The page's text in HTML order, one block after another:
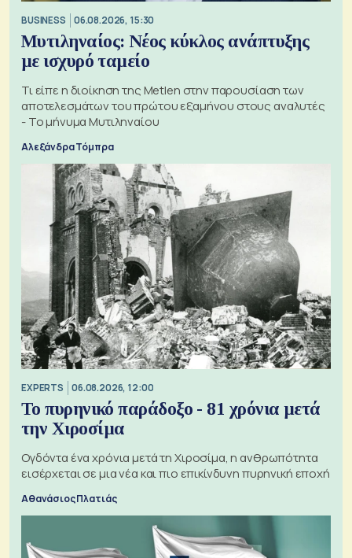
BUSINESS 06.08.2026, 15:30
Μυτιληναίος: Νέος κύκλος ανάπτυξης
με ισχυρό ταμείο
Τι είπε η διοίκηση της Metlen στην παρουσίαση των
αποτελεσμάτων του πρώτου εξαμήνου στους αναλυτές
- Το μήνυμα Μυτιληναίου
Αλεξάνδρα Τόμπρα
EXPERTS 06.08.2026, 12:00
Το πυρηνικό παράδοξο - 81 χρόνια μετά
την Χιροσίμα
Ογδόντα ένα χρόνια μετά τη Χιροσίμα, η ανθρωπότητα
εισέρχεται σε μια νέα και πιο επικίνδυνη πυρηνική εποχή
Αθανάσιος Πλατιάς